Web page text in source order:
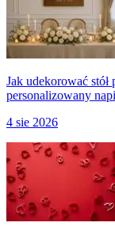
Jak udekorować stół
personalizowany
4 sie 2026